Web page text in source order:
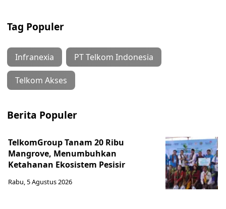
Tag Populer
Infranexia PT Telkom Indonesia
Telkom Akses
Berita Populer
TelkomGroup Tanam 20 Ribu
Mangrove, Menumbuhkan
Ketahanan Ekosistem Pesisir
Rabu, 5 Agustus 2026